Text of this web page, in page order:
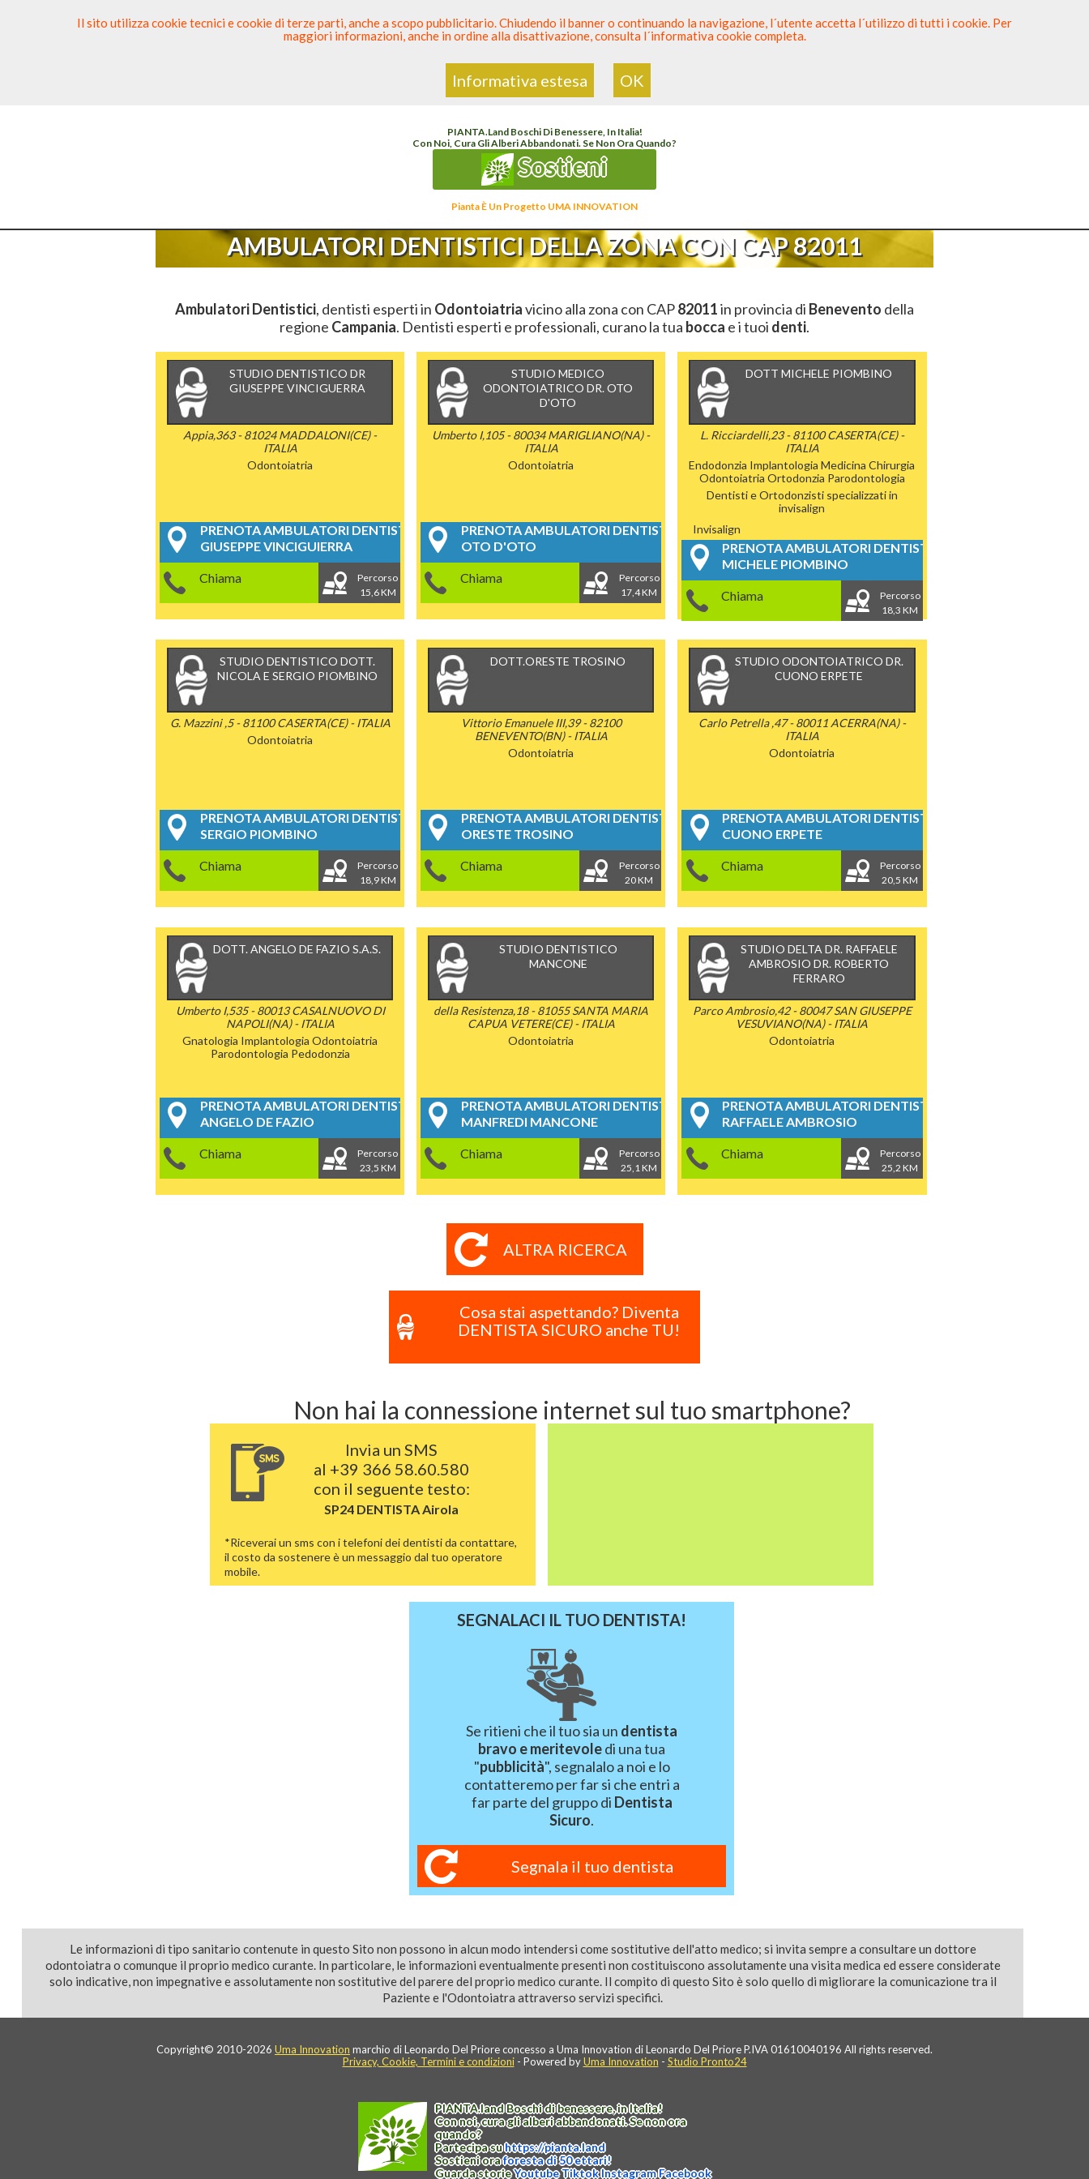
>Odontoiatria>Ambulatori Dentistici >Campania
PIANTA.LandBoschi Di Benessere, In Italia!
Con Noi, Cura Gli Alberi Abbandonati. Se Non Ora Quando?
Sostieni
Pianta È Un Progetto UMA INNOVATION
AMBULATORI DENTISTICI DELLA ZONA CON CAP 82011
Ambulatori Dentistici, dentisti esperti in Odontoiatriavicino alla zona con CAP82011in provincia di Benevento della
regione Campania. Dentisti esperti e professionali, curano la tua bocca e i tuoi denti.
STUDIO DENTISTICO DR
GIUSEPPE VINCIGUERRA
Appia,363 - 81024 MADDALONI(CE) -
ITALIA
Odontoiatria
PRENOTA AMBULATORI DENTISTICI
GIUSEPPE VINCIGUIERRA
Chiama
Percorso
15,6 KM
STUDIO MEDICO
ODONTOIATRICO DR. OTO
D'OTO
Umberto I,105 - 80034 MARIGLIANO(NA) -
ITALIA
Odontoiatria
PRENOTA AMBULATORI DENTISTICI
OTO D'OTO
Chiama
Percorso
17,4 KM
DOTT MICHELE PIOMBINO
L. Ricciardelli,23 - 81100 CASERTA(CE) -
ITALIA
Endodonzia Implantologia Medicina Chirurgia
Odontoiatria Ortodonzia Parodontologia
Dentisti e Ortodonzisti specializzati in
invisalign
Invisalign
PRENOTA AMBULATORI DENTISTICI
MICHELE PIOMBINO
Chiama
Percorso
18,3 KM
STUDIO DENTISTICO DOTT.
NICOLA E SERGIO PIOMBINO
G. Mazzini ,5 - 81100 CASERTA(CE) - ITALIA
Odontoiatria
PRENOTA AMBULATORI DENTISTICI
SERGIO PIOMBINO
Chiama
Percorso
18,9 KM
DOTT.ORESTE TROSINO
Vittorio Emanuele III,39 - 82100
BENEVENTO(BN) - ITALIA
Odontoiatria
PRENOTA AMBULATORI DENTISTICI
ORESTE TROSINO
Chiama
Percorso
20 KM
STUDIO ODONTOIATRICO DR.
CUONO ERPETE
Carlo Petrella ,47 - 80011 ACERRA(NA) -
ITALIA
Odontoiatria
PRENOTA AMBULATORI DENTISTICI
CUONO ERPETE
Chiama
Percorso
20,5 KM
DOTT. ANGELO DE FAZIO S.A.S.
Umberto I,535 - 80013 CASALNUOVO DI
NAPOLI(NA) - ITALIA
Gnatologia Implantologia Odontoiatria
Parodontologia Pedodonzia
PRENOTA AMBULATORI DENTISTICI
ANGELO DE FAZIO
Chiama
Percorso
23,5 KM
STUDIO DENTISTICO
MANCONE
della Resistenza,18 - 81055 SANTA MARIA
CAPUA VETERE(CE) - ITALIA
Odontoiatria
PRENOTA AMBULATORI DENTISTICI
MANFREDI MANCONE
Chiama
Percorso
25,1 KM
STUDIO DELTA DR. RAFFAELE
AMBROSIO DR. ROBERTO
FERRARO
Parco Ambrosio,42 - 80047 SAN GIUSEPPE
VESUVIANO(NA) - ITALIA
Odontoiatria
PRENOTA AMBULATORI DENTISTICI
RAFFAELE AMBROSIO
Chiama
Percorso
25,2 KM
ALTRA RICERCA
Cosa stai aspettando? Diventa
DENTISTA SICURO anche TU!
Non hai la connessione internet sul tuo smartphone?
Invia un SMS
al +39 366 58.60.580
con il seguente testo:
SP24 DENTISTAAirola
*Riceverai un sms con i telefoni dei dentisti da contattare,
il costo da sostenere è un messaggio dal tuo operatore
mobile.
SEGNALACI IL TUO DENTISTA!
Se ritieni che il tuo sia un dentista
bravo e meritevoledi una tua
"pubblicità", segnalalo a noi e lo
contatteremo per far si che entri a
far parte del gruppo di Dentista
Sicuro.
Segnala il tuo dentista
Le informazioni di tipo sanitario contenute in questo Sito non possono in alcun modo intendersi come sostitutive dell'atto medico; si invita sempre a consultare un dottore
odontoiatra o comunque il proprio medico curante. In particolare, le informazioni eventualmente presenti non costituiscono assolutamente una visita medica ed essere considerate
solo indicative, non impegnative e assolutamente non sostitutive del parere del proprio medico curante. Il compito di questo Sito è solo quello di migliorare la comunicazione tra il
Paziente e l'Odontoiatra attraverso servizi specifici.
Copyright© 2010-2026 Uma Innovation marchio di Leonardo Del Priore concesso a Uma Innovation di Leonardo Del Priore P.IVA 01610040196 All rights reserved.
Privacy, Cookie, Termini e condizioni- Powered byUma Innovation - Studio Pronto24
PIANTA.landBoschi di benessere, in Italia!
Con noi, cura gli alberi abbandonati. Se non ora
quando?
Partecipa suhttps://pianta.land
Sostieni oraforesta di 50 ettari!
Guarda storieYoutubeTiktokInstagramFacebook
Il sito utilizza cookie tecnici e cookie di terze parti, anche a scopo pubblicitario. Chiudendo il banner o continuando la navigazione, l´utente accetta l´utilizzo di tutti i cookie. Per
maggiori informazioni, anche in ordine alla disattivazione, consulta l´informativa cookie completa.
Informativa estesa OK